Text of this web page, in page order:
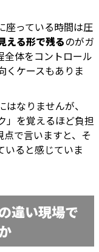
座っている時間は圧
える形で残るのがガ
全体をコントロール
くケースもありま
なりませんが、
」を覚えるほど負担
で言いますと、そ
いると感じていま
違い現場で